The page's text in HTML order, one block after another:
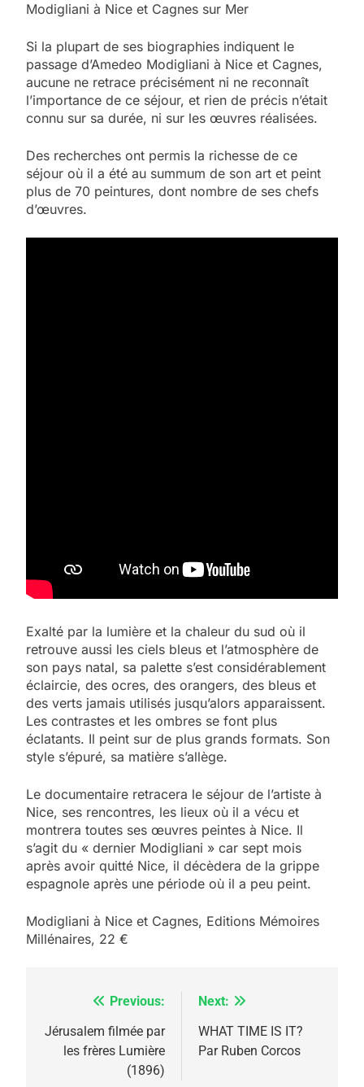
Modigliani à Nice et Cagnes sur Mer
Si la plupart de ses biographies indiquent le
passage d’Amedeo Modigliani à Nice et Cagnes,
aucune ne retrace précisément ni ne reconnaît
l’importance de ce séjour, et rien de précis n’était
connu sur sa durée, ni sur les œuvres réalisées.
Des recherches ont permis la richesse de ce
séjour où il a été au summum de son art et peint
plus de 70 peintures, dont nombre de ses chefs
d’œuvres.
Exalté par la lumière et la chaleur du sud où il
retrouve aussi les ciels bleus et l’atmosphère de
son pays natal, sa palette s’est considérablement
éclaircie, des ocres, des orangers, des bleus et
des verts jamais utilisés jusqu’alors apparaissent.
Les contrastes et les ombres se font plus
éclatants. Il peint sur de plus grands formats. Son
style s’épuré, sa matière s’allège.
Le documentaire retracera le séjour de l’artiste à
Nice, ses rencontres, les lieux où il a vécu et
montrera toutes ses œuvres peintes à Nice. Il
s’agit du « dernier Modigliani » car sept mois
après avoir quitté Nice, il décèdera de la grippe
espagnole après une période où il a peu peint.
Modigliani à Nice et Cagnes, Editions Mémoires
Millénaires, 22 €
Navigation
de
Previous:
Jérusalem filmée par
les frères Lumière
(1896)
Next:
WHAT TIME IS IT?
Par Ruben Corcos
5
2025, l’année la plus
rapport d’ADL contre
FRANCE ISRAÉL
POURQUOI JE REVENDIQUE
MA JUDAÏTE par Thérèse
Zrihen-Dvir
ISRAÉL JUDAISME